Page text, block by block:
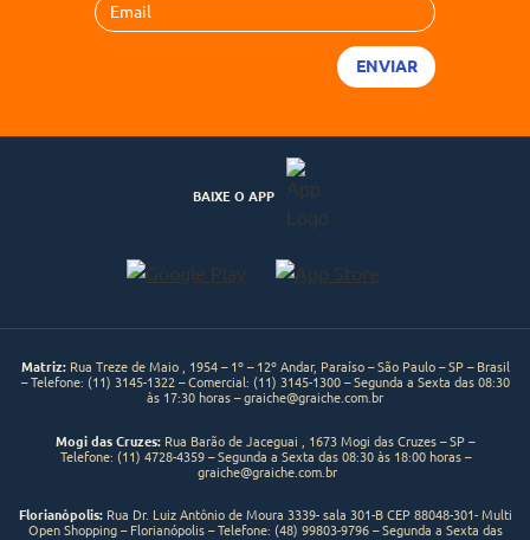
BAIXE O APP
Matriz:Rua Treze de Maio , 1954 – 1º – 12º Andar, Paraíso – São Paulo – SP – Brasil
– Telefone: (11) 3145-1322 – Comercial: (11) 3145-1300– Segunda a Sexta das 08:30
às 17:30 horas –graiche@graiche.com.br
Mogi das Cruzes: Rua Barão de Jaceguai , 1673 Mogi das Cruzes – SP –
Telefone: (11) 4728-4359– Segunda a Sexta das 08:30 às 18:00 horas –
graiche@graiche.com.br
Florianópolis: Rua Dr. Luiz Antônio de Moura 3339- sala 301-B CEP 88048-301- Multi
Open Shopping – Florianópolis – Telefone: (48) 99803-9796 – Segunda a Sexta das